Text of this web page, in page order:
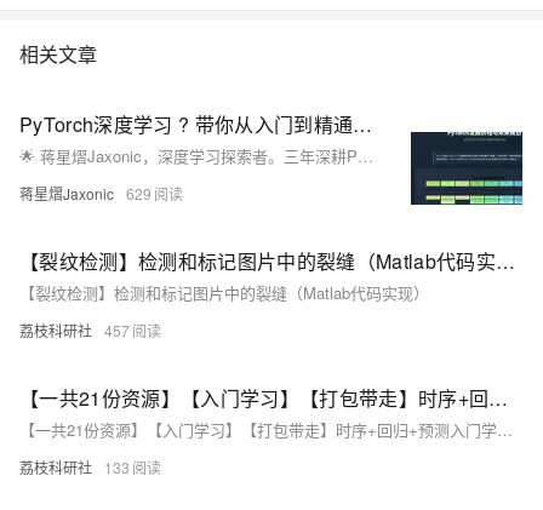
相关文章
PyTorch深度学习 ? 带你从入门到精通！！！
🌟 蒋星熠Jaxonic，深度学习探索者。三年深耕PyTorch，从基础到部署，分享模型构建、GPU加速、TorchScript优化及PyTorch 2.0新特性，助力AI开发者高效进阶。
蒋星熠Jaxonic 629
【裂纹检测】检测和标记图片中的裂缝（Matlab代码实现）
【裂纹检测】检测和标记图片中的裂缝（Matlab代码实现）
荔枝科研社 457
【一共21份资源】【入门学习】【打包带走】时序+回归+预测入门学习（Matlab代码实现）
【一共21份资源】【入门学习】【打包带走】时序+回归+预测入门学习（Matlab代码实现）
荔枝科研社 133